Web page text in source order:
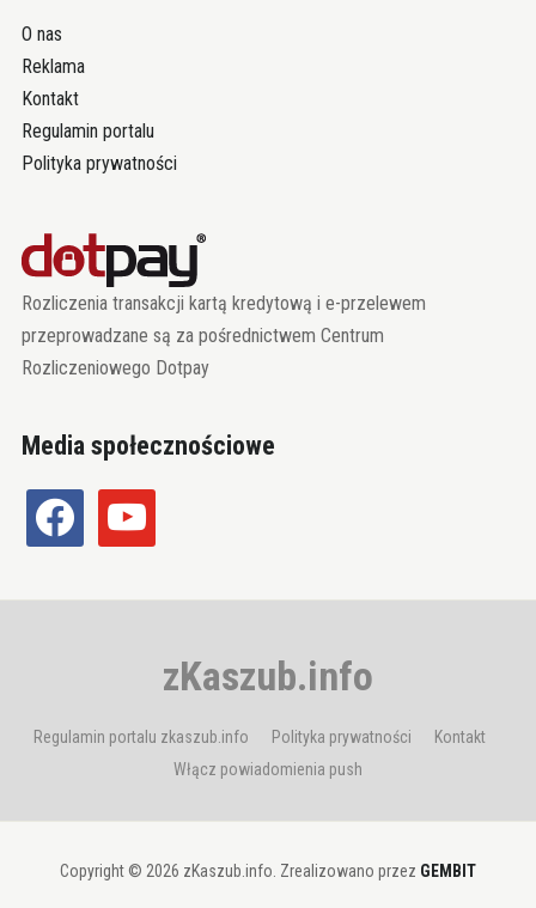
O nas
Reklama
Kontakt
Regulamin portalu
Polityka prywatności
Rozliczenia transakcji kartą kredytową i e-przelewem
przeprowadzane są za pośrednictwem Centrum
Rozliczeniowego Dotpay
Media społecznościowe
facebook youtube
zKaszub.info
Regulamin portalu zkaszub.info Polityka prywatności
Kontakt
Włącz powiadomienia push
Copyright © 2026 zKaszub.info. Zrealizowano przez GEMBIT